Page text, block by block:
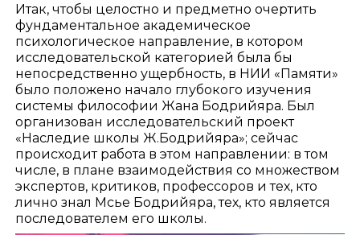
Итак, чтобы целостно и предметно очертить
фундаментальное академическое
психологическое направление, в котором
исследовательской категорией была бы
непосредственно ущербность, в НИИ «Памяти»
было положено начало глубокого изучения
системы философии Жана Бодрийяра. Был
организован исследовательский проект
«Наследие школы Ж.Бодрийяра»; сейчас
происходит работа в этом направлении: в том
числе, в плане взаимодействия со множеством
экспертов, критиков, профессоров и тех, кто
лично знал Мсье Бодрийяра, тех, кто является
последователем его школы.